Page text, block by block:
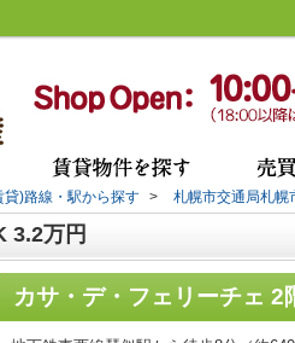
貸)路線・駅から探す > 札幌市交通局札幌
3.2万円
カサ・デ・フェリーチェ 2